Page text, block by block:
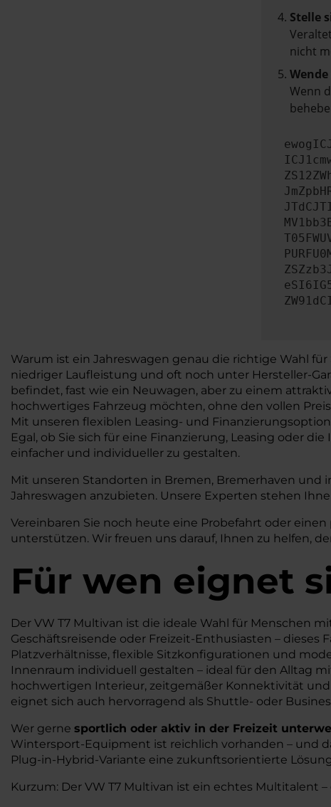
Stelle
nicht
Wenn
Warum ist ein Jahreswagen genau die richtige Wahl
niedriger Laufleistung und oft noch unter Hersteller-
befindet, fast wie ein Neuwagen, aber zu einem
hochwertiges Fahrzeug möchten, ohne den vollen
Mit unseren flexiblen Leasing- und
Egal, ob Sie sich für eine Finanzierung, Leasing oder
einfacher und individueller zu gestalten.
Mit unseren Standorten in Bremen, Bremerhaven und
Jahreswagen anzubieten. Unsere Experten stehen
Vereinbaren Sie noch heute eine Probefahrt oder
unterstützen. Wir freuen uns darauf, Ihnen zu helfen,
Für wen eignet
Der VW T7 Multivan ist die ideale Wahl für Menschen
Geschäftsreisende oder Freizeit-Enthusiasten –
Platzverhältnisse, flexible Sitzkonfigurationen und
Innenraum individuell gestalten – ideal für den Alltag
hochwertigen Interieur, zeitgemäßer Konnektivität
eignet sich auch hervorragend als Shuttle- oder
Wer gerne sportlich oder aktiv in der Freizeit
Wintersport-Equipment ist reichlich vorhanden – und
Plug-in-Hybrid-Variante eine zukunftsorientierte
Kurzum: Der VW T7 Multivan ist ein echtes Multitalent